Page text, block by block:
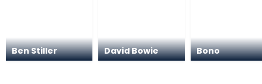
Ben Stiller David Bowie Bono